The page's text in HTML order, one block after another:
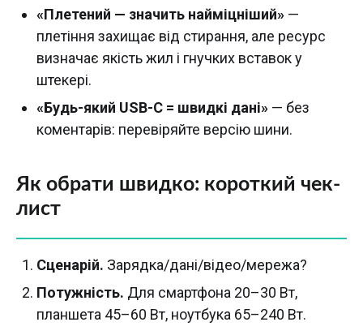
«Плетений — значить найміцніший» —
плетіння захищає від стирання, але ресурс
визначає якість жил і гнучких вставок у
штекері.
«Будь-який USB-C = швидкі дані» — без
коментарів: перевіряйте версію шини.
Як обрати швидко: короткий чек-
лист
Сценарій. Зарядка/дані/відео/мережа?
Потужність. Для смартфона 20–30 Вт,
планшета 45–60 Вт, ноутбука 65–240 Вт.